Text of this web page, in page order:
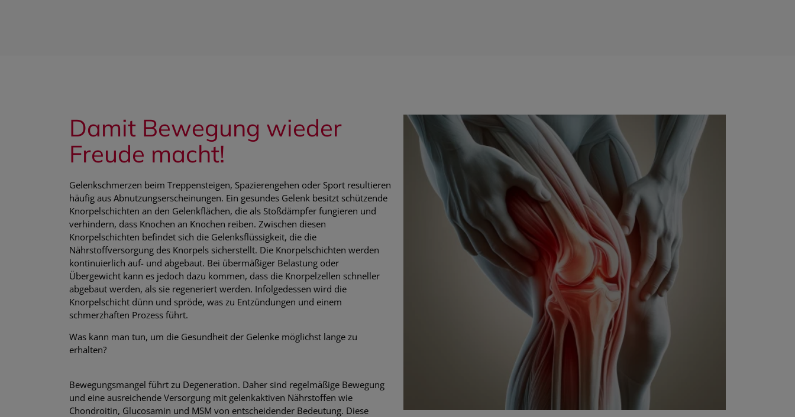
Damit Bewegung wieder
Freude macht!
Gelenkschmerzen beim Treppensteigen, Spazierengehen oder Sport resultieren
häufig aus Abnutzungserscheinungen. Ein gesundes Gelenk besitzt schützende
Knorpelschichten an den Gelenkflächen, die als Stoßdämpfer fungieren und
verhindern, dass Knochen an Knochen reiben. Zwischen diesen
Knorpelschichten befindet sich die Gelenksflüssigkeit, die die
Nährstoffversorgung des Knorpels sicherstellt. Die Knorpelschichten werden
kontinuierlich auf- und abgebaut. Bei übermäßiger Belastung oder
Übergewicht kann es jedoch dazu kommen, dass die Knorpelzellen schneller
abgebaut werden, als sie regeneriert werden. Infolgedessen wird die
Knorpelschicht dünn und spröde, was zu Entzündungen und einem
schmerzhaften Prozess führt.
Was kann man tun, um die Gesundheit der Gelenke möglichst lange zu
erhalten?
Bewegungsmangel führt zu Degeneration. Daher sind regelmäßige Bewegung
und eine ausreichende Versorgung mit gelenkaktiven Nährstoffen wie
Chondroitin, Glucosamin und MSM von entscheidender Bedeutung. Diese